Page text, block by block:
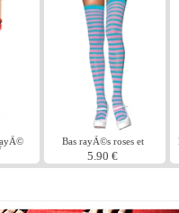
Bas rayÃ©s roses et
turquoises
5.90 €